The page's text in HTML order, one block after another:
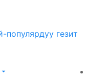
гезит